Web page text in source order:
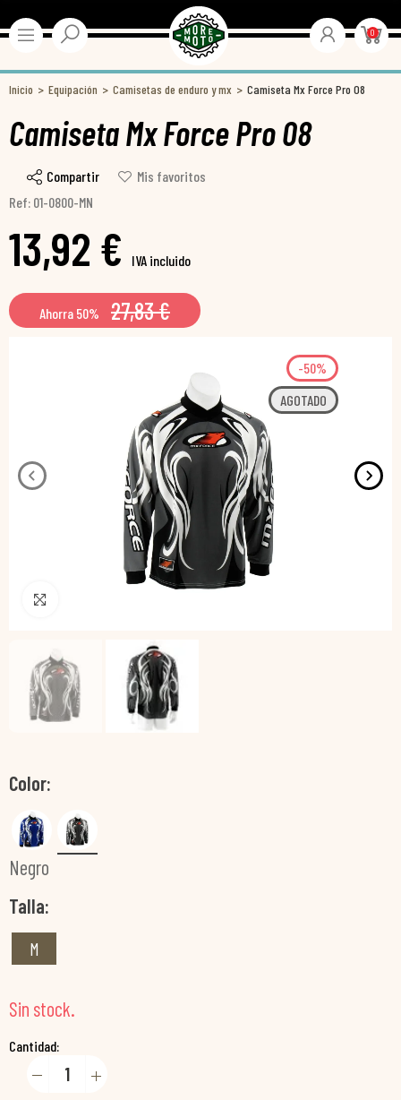
0
Inicio Equipación Camisetas de enduro y mx Camiseta Mx Force Pro 08
Camiseta Mx Force Pro 08
Compartir
Mis favoritos
Ref: 01-0800-MN
13,92 € IVA incluido
Ahorra 50% 27,83 €
-50%
AGOTADO
Color
Negro
Talla
M
Sin stock.
Cantidad: